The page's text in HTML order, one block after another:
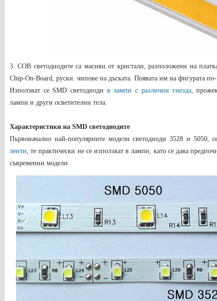
3. COB светодиодите са масиви от кристали, разположени на
Chip-On-Board, руски. чипове на дъската. Появата им на фигурата по-
Използват се SMD светодиоди в лампи с различни гнезда,
лампи и други осветителни тела.
Характеристики на SMD светодиодите
Първоначално най-популярните модели светодиоди 3528 и 5050,
ленти, те практически не се използват в лампи, като се дава
съвременни модели.